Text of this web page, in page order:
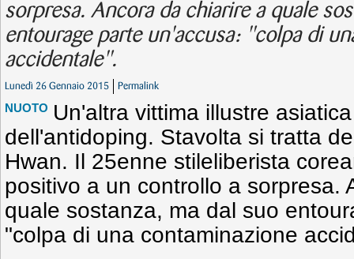
sorpresa. Ancora da chiarire a quale
entourage parte un'accusa: "colpa di
accidentale".
Lunedì 26 Gennaio 2015 Permalink
NUOTO Un'altra vittima illustre
dell'antidoping. Stavolta si tratta
Hwan. Il 25enne stileliberista
positivo a un controllo a sorpresa.
quale sostanza, ma dal suo
"colpa di una contaminazione